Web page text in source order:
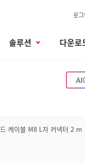
로
솔루션 다운로
AI
케이블 M8 L자 커넥터 2 m